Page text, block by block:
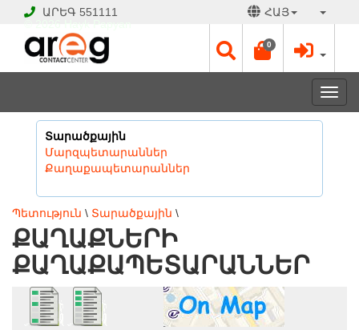
ԱՐԵԳ 551111 ՀԱՅ
0
Տարածքային
Մարզպետարաններ
Քաղաքապետարաններ
Պետություն \ Տարածքային \
ՔԱՂԱՔՆԵՐԻ
ՔԱՂԱՔԱՊԵՏԱՐԱՆՆԵՐ